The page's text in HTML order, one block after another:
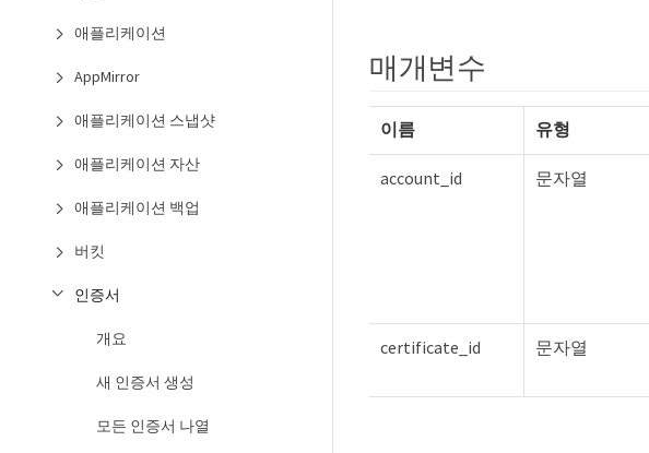
애플리케이션
AppMirror
애플리케이션 스냅샷
애플리케이션 자산
애플리케이션 백업
버킷
인증서
개요
새 인증서 생성
모든 인증서 나열
매개변수
이름 유형
account_id 문자열
certificate_id 문자열